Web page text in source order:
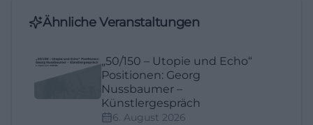
Ähnliche Veranstaltungen
„50/150 – Utopie und Echo“
Positionen: Georg
Nussbaumer –
Künstlergespräch
6. August 2026